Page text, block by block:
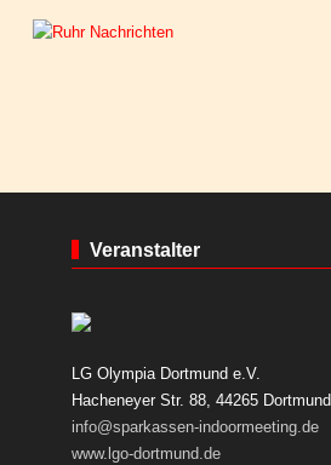
Veranstalter
LG Olympia Dortmund e.V.
Hacheneyer Str. 88, 44265 Dortmund
info@sparkassen-indoormeeting.de
www.lgo-dortmund.de